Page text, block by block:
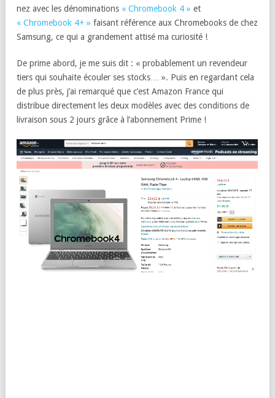
nez avec les dénominations « Chromebook 4 » et
« Chromebook 4+ » faisant référence aux Chromebooks de chez
Samsung, ce qui a grandement attisé ma curiosité !
De prime abord, je me suis dit : « probablement un revendeur
tiers qui souhaite écouler ses stocks… ». Puis en regardant cela
de plus près, j’ai remarqué que c’est Amazon France qui
distribue directement les deux modèles avec des conditions de
livraison sous 2 jours grâce à l’abonnement Prime !